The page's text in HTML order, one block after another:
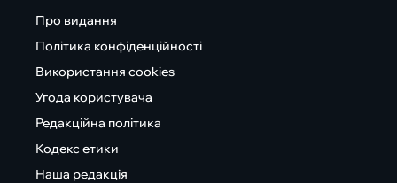
Про видання
Політика конфіденційності
Використання cookies
Угода користувача
Редакційна політика
Кодекс етики
Наша редакція